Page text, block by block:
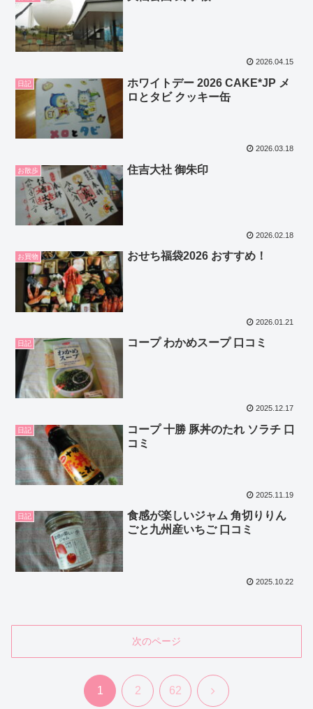
2026.04.15
日記
ホワイトデー 2026 CAKE*JP メ
ロとタビ クッキー缶
2026.03.18
お散歩 住吉大社 御朱印
2026.02.18
お買物 おせち福袋2026 おすすめ！
2026.01.21
日記 コープ わかめスープ 口コミ
2025.12.17
日記
コープ 十勝 豚丼のたれ ソラチ 口
コミ
2025.11.19
日記
食感が楽しいジャム 角切りりん
ごと九州産いちご 口コミ
2025.10.22
次のページ
1 2 62 次